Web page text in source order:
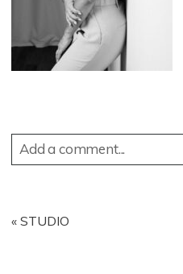
Add a comment...
« STUDIO